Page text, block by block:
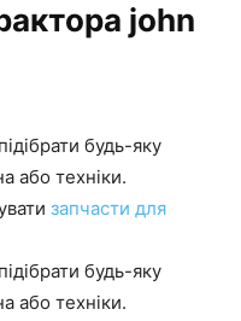
john
будь-яку
або техніки.
запчасти для
будь-яку
або техніки.